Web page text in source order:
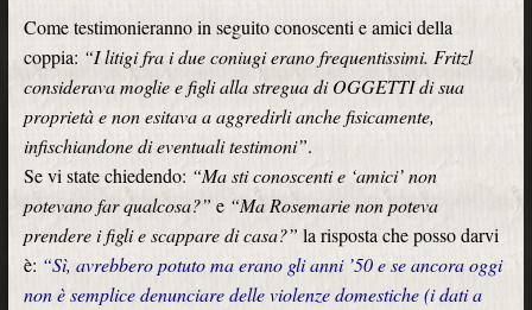
Come testimonieranno in seguito conoscenti e amici della
coppia: “I litigi fra i due coniugi erano frequentissimi. Fritzl
considerava moglie e figli alla stregua di OGGETTI di sua
proprietà e non esitava a aggredirli anche fisicamente,
infischiandone di eventuali testimoni”.
Se vi state chiedendo: “Ma sti conoscenti e ‘amici’ non
potevano far qualcosa?” e “Ma Rosemarie non poteva
prendere i figli e scappare di casa?” la risposta che posso darvi
è: “Sì, avrebbero potuto ma erano gli anni ’50 e se ancora oggi
non è semplice denunciare delle violenze domestiche (i dati a